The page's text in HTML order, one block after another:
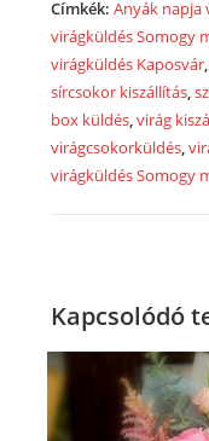
szál
-
Rose
bunch
30
pieces
mennyiség
Címkék:Anyák napja
virágküldés Somogy
virágküldés Kaposvár,
sírcsokor kiszállítás,
box küldés,virág
virágcsokorküldés,
virágküldés Somogy
Kapcsolódó